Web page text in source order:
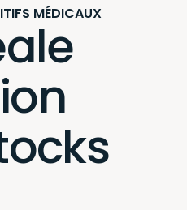
Génération de
Génération de
Synchronisation des
MÉDICAUX